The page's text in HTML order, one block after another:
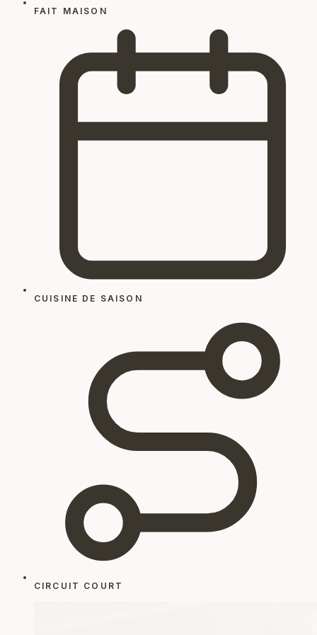
FAIT MAISON
CUISINE DE SAISON
CIRCUIT COURT